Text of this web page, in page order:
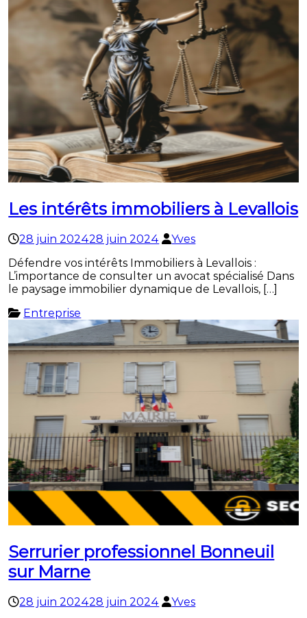
Les intérêts immobiliers à Levallois
28 juin 202428 juin 2024
Yves
Défendre vos intérêts Immobiliers à Levallois :
L’importance de consulter un avocat spécialisé Dans
le paysage immobilier dynamique de Levallois, […]
Entreprise
Serrurier professionnel Bonneuil
sur Marne
28 juin 202428 juin 2024
Yves